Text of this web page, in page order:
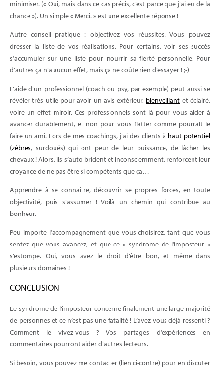
minimiser. (« Oui, mais dans ce cas précis, c’est parce que j’ai eu de la
chance »). Un simple « Merci. » est une excellente réponse !
Autre conseil pratique : objectivez vos réussites. Vous pouvez
dresser la liste de vos réalisations. Pour certains, voir ses succès
s’accumuler sur une liste pour nourrir sa fierté personnelle. Pour
d’autres ça n’a aucun effet, mais ça ne coûte rien d’essayer ! ;-)
L’aide d’un professionnel (coach ou psy, par exemple) peut aussi se
révéler très utile pour avoir un avis extérieur, bienveillant et éclairé,
voire un effet miroir. Ces professionnels sont là pour vous aider à
avancer durablement, et non pour vous flatter comme pourrait le
faire un ami. Lors de mes coachings, j’ai des clients à haut potentiel
(zèbres, surdoués) qui ont peur de leur puissance, de lâcher les
chevaux ! Alors, ils s’auto-brident et inconsciemment, renforcent leur
croyance de ne pas être si compétents que ça…
Apprendre à se connaître, découvrir se propres forces, en toute
objectivité, puis s’assumer ! Voilà un chemin qui contribue au
bonheur.
Peu importe l’accompagnement que vous choisirez, tant que vous
sentez que vous avancez, et que ce « syndrome de l’imposteur »
s’estompe. Oui, vous avez le droit d’être bon, et même dans
plusieurs domaines !
CONCLUSION
Le syndrome de l’imposteur concerne finalement une large majorité
de personnes et ce n’est pas une fatalité ! L’avez-vous déjà ressenti ?
Comment le vivez-vous ? Vos partages d’expériences en
commentaires pourront aider d’autres lecteurs.
Si besoin, vous pouvez me contacter (lien ci-contre) pour en discuter